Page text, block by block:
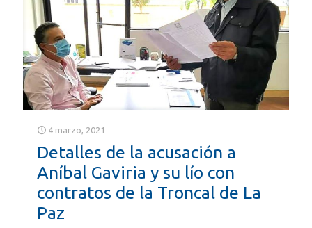
4 marzo, 2021
Detalles de la acusación a
Aníbal Gaviria y su lío con
contratos de la Troncal de La
Paz